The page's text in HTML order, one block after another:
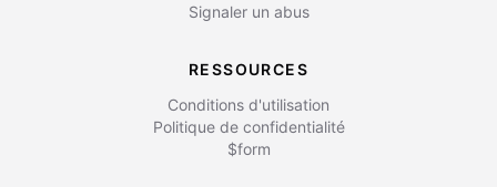
Signaler un abus
RESSOURCES
Conditions d'utilisation
Politique de confidentialité
$form